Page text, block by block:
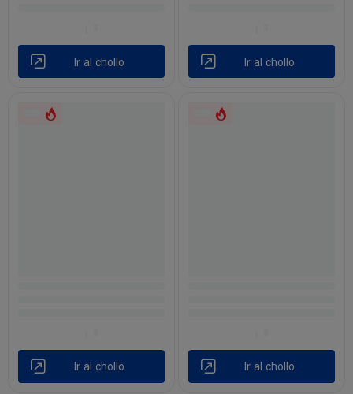
Ir al chollo Ir al chollo
Ir al chollo Ir al chollo